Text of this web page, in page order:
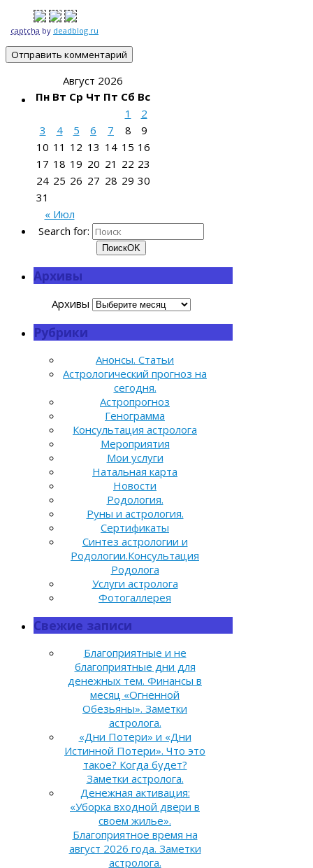
captcha by deadblog.ru
Август 2026
Пн Вт Ср Чт Пт Сб Вс
« Июл
1
2
3
4 5 6 7 8
9
10 11 12 13 14 15 16
17 18 19 20 21 22 23
24 25 26 27 28 29 30
31
Search for:
ПоискOK
Архивы
Архивы
Рубрики
Анонсы. Статьи
Астрологический прогноз на
сегодня.
Астропрогноз
Генограмма
Консультация астролога
Мероприятия
Мои услуги
Натальная карта
Новости
Родология.
Руны и астрология.
Сертификаты
Синтез астрологии и
Родологии.Консультация
Родолога
Услуги астролога
Фотогаллерея
Свежие записи
Благоприятные и не
благоприятные дни для
денежных тем. Финансы в
месяц «Огненной
Обезьяны». Заметки
астролога.
«Дни Потери» и «Дни
Истинной Потери». Что это
такое? Когда будет?
Заметки астролога.
Денежная активация:
«Уборка входной двери в
своем жилье».
Благоприятное время на
август 2026 года. Заметки
астролога.